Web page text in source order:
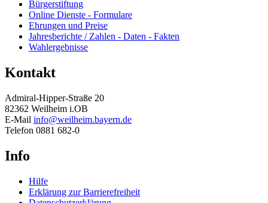
Bürgerstiftung
Online Dienste - Formulare
Ehrungen und Preise
Jahresberichte / Zahlen - Daten - Fakten
Wahlergebnisse
Kontakt
Admiral-Hipper-Straße 20
82362 Weilheim i.OB
E-Mail info@weilheim.bayern.de
Telefon 0881 682-0
Info
Hilfe
Erklärung zur Barrierefreiheit